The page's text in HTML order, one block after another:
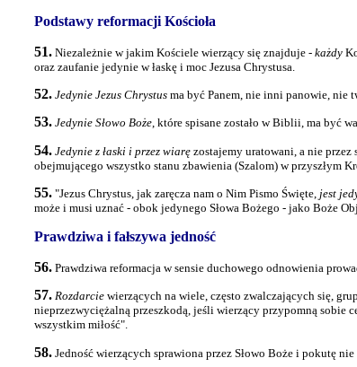
Podstawy reformacji Kościoła
51.Niezależnie w jakim Kościele wierzący się znajduje - każdy
oraz zaufanie jedynie w łaskę i moc Jezusa Chrystusa.
52. Jedynie Jezus Chrystusma być Panem, nie inni panowie, nie
53. Jedynie Słowo Boże, które spisane zostało w Biblii, ma być
54. Jedynie z łaski i przez wiaręzostajemy uratowani, a nie przez
obejmującego wszystko stanu zbawienia (Szalom) w przyszłym
55."Jezus Chrystus, jak zaręcza nam o Nim Pismo Święte, jest
może i musi uznać - obok jedynego Słowa Bożego - jako Boże
Prawdziwa i fałszywa jedność
56.Prawdziwa reformacja w sensie duchowego odnowienia
57. Rozdarciewierzących na wiele, często zwalczających się,
nieprzezwyciężalną przeszkodą, jeśli wierzący przypomną
wszystkim miłość".
58.Jedność wierzących sprawiona przez Słowo Boże i pokutę